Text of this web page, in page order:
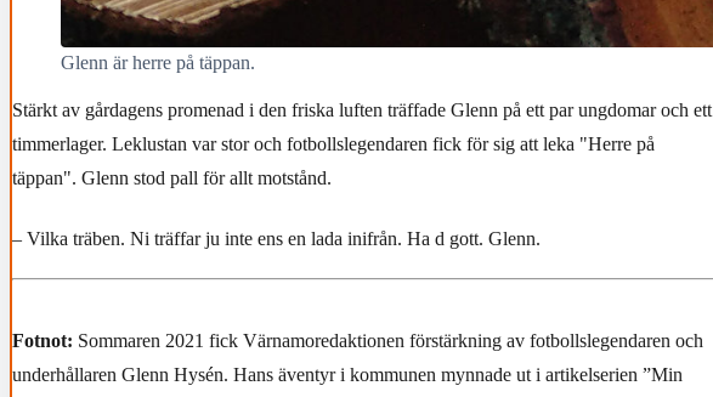
Glenn är herre på täppan.
Stärkt av gårdagens promenad i den friska luften träffade Glenn på ett par ungdomar och ett
timmerlager. Leklustan var stor och fotbollslegendaren fick för sig att leka "Herre på
täppan". Glenn stod pall för allt motstånd.
– Vilka träben. Ni träffar ju inte ens en lada inifrån. Ha d gott. Glenn.
Fotnot: Sommaren 2021 fick Värnamoredaktionen förstärkning av fotbollslegendaren och
underhållaren Glenn Hysén. Hans äventyr i kommunen mynnade ut i artikelserien ”Min